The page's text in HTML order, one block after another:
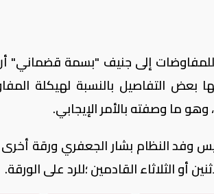
للمفاوضات إلى جنيف "بسمة
بعض التفاصيل بالنسبة لهيكلة
ما وصفته بالأمر الإيجابي.
وفد النظام بشار الجعفري ورقة
الثلاثاء القادمين ؛للرد على الورقة.